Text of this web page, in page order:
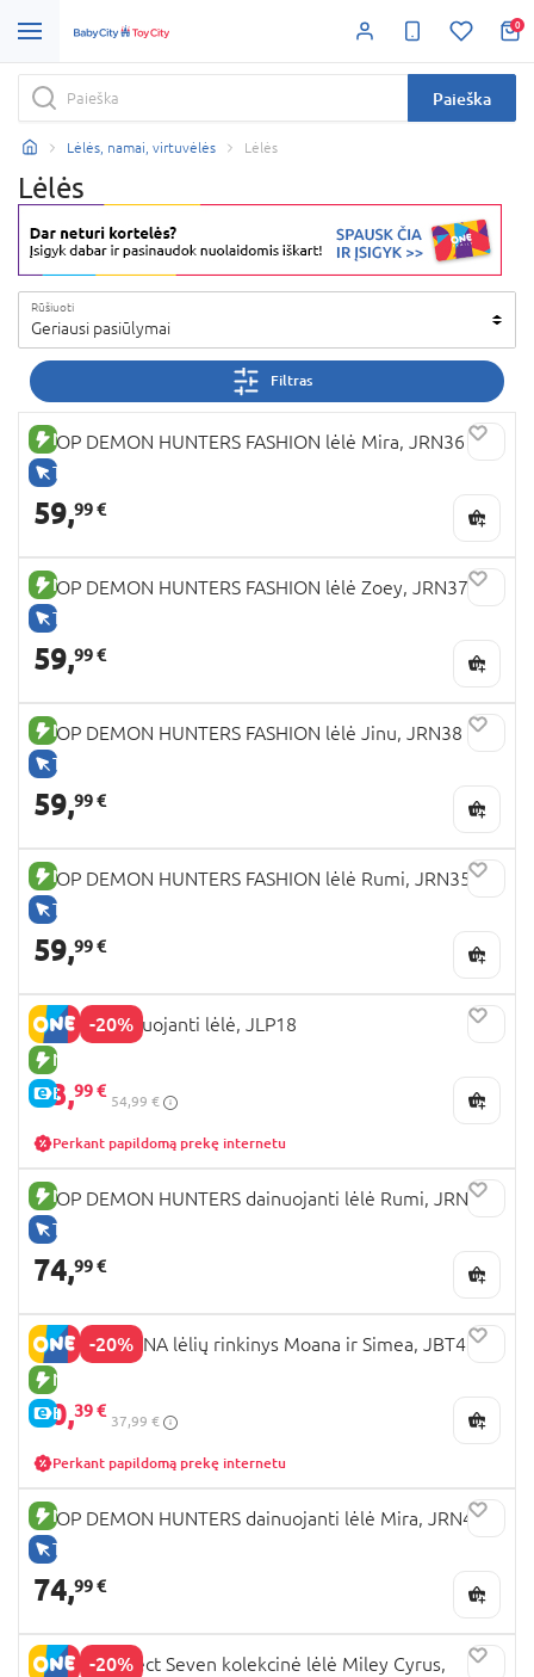
0
Paieška
Lėlės, namai, virtuvėlės Lėlės
Lėlės
Rūšiuoti
Geriausi pasiūlymai
Filtras
NAUJA PREKĖ
TIK INTERNETU
KPOP DEMON HUNTERS FASHION lėlė Mira, JRN36
59,99 €
NAUJA PREKĖ
TIK INTERNETU
KPOP DEMON HUNTERS FASHION lėlė Zoey, JRN37
59,99 €
NAUJA PREKĖ
TIK INTERNETU
KPOP DEMON HUNTERS FASHION lėlė Jinu, JRN38
59,99 €
NAUJA PREKĖ
TIK INTERNETU
KPOP DEMON HUNTERS FASHION lėlė Rumi, JRN35
59,99 €
-20%
NAUJA PREKĖ
E-KAINA
MOANA dainuojanti lėlė, JLP18
43,99 €
54,99 €
Perkant papildomą prekę internetu
NAUJA PREKĖ
TIK INTERNETU
KPOP DEMON HUNTERS dainuojanti lėlė Rumi, JRN40
74,99 €
-20%
NAUJA PREKĖ
E-KAINA
DISNEY MOANA lėlių rinkinys Moana ir Simea, JBT41
30,39 €
37,99 €
Perkant papildomą prekę internetu
NAUJA PREKĖ
TIK INTERNETU
KPOP DEMON HUNTERS dainuojanti lėlė Mira, JRN41
74,99 €
-20%
BARBIE Project Seven kolekcinė lėlė Miley Cyrus,